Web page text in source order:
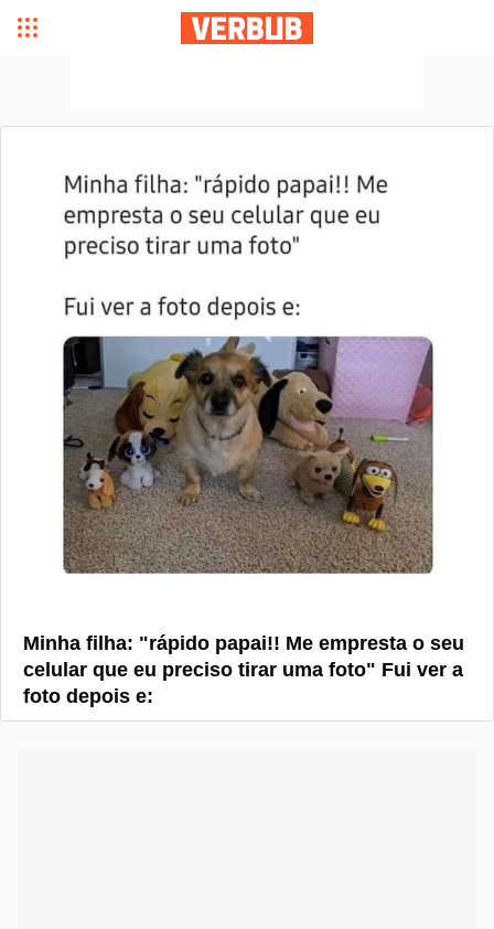
Minha filha: "rápido papai!! Me empresta o seu
celular que eu preciso tirar uma foto" Fui ver a
foto depois e: